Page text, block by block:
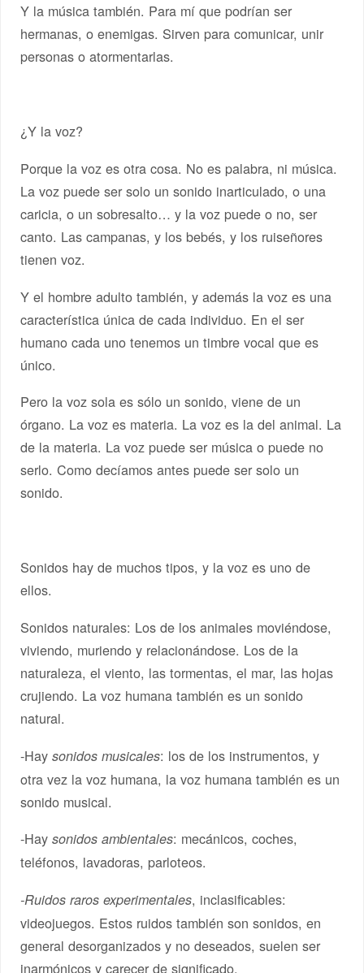
Y la música también. Para mí que podrían ser
hermanas, o enemigas. Sirven para comunicar, unir
personas o atormentarlas.
¿Y la voz?
Porque la voz es otra cosa. No es palabra, ni música.
La voz puede ser solo un sonido inarticulado, o una
caricia, o un sobresalto… y la voz puede o no, ser
canto. Las campanas, y los bebés, y los ruiseñores
tienen voz.
Y el hombre adulto también, y además la voz es una
característica única de cada individuo. En el ser
humano cada uno tenemos un timbre vocal que es
único.
Pero la voz sola es sólo un sonido, viene de un
órgano. La voz es materia. La voz es la del animal. La
de la materia. La voz puede ser música o puede no
serlo. Como decíamos antes puede ser solo un
sonido.
Sonidos hay de muchos tipos, y la voz es uno de
ellos.
Sonidos naturales: Los de los animales moviéndose,
viviendo, muriendo y relacionándose. Los de la
naturaleza, el viento, las tormentas, el mar, las hojas
crujiendo. La voz humana también es un sonido
natural.
-Haysonidos musicales: los de los instrumentos, y
otra vez la voz humana, la voz humana también es un
sonido musical.
-Haysonidos ambientales: mecánicos, coches,
teléfonos, lavadoras, parloteos.
-Ruidos raros experimentales, inclasificables:
videojuegos. Estos ruidos también son sonidos, en
general desorganizados y no deseados, suelen ser
inarmónicos y carecer de significado,